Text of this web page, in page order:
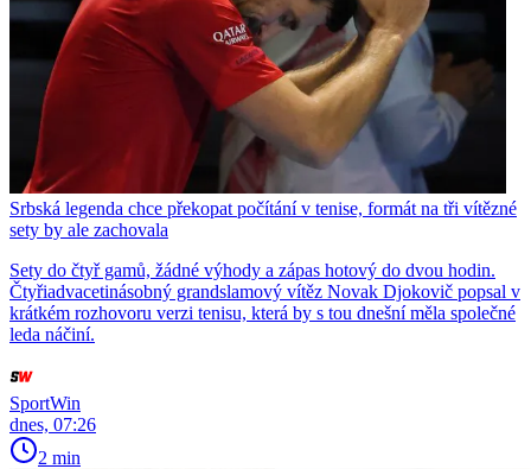
Srbská legenda chce překopat počítání v tenise, formát na tři vítězné
sety by ale zachovala
Sety do čtyř gamů, žádné výhody a zápas hotový do dvou hodin.
Čtyřiadvacetinásobný grandslamový vítěz Novak Djokovič popsal v
krátkém rozhovoru verzi tenisu, která by s tou dnešní měla společné
leda náčiní.
SportWin
dnes, 07:26
2 min